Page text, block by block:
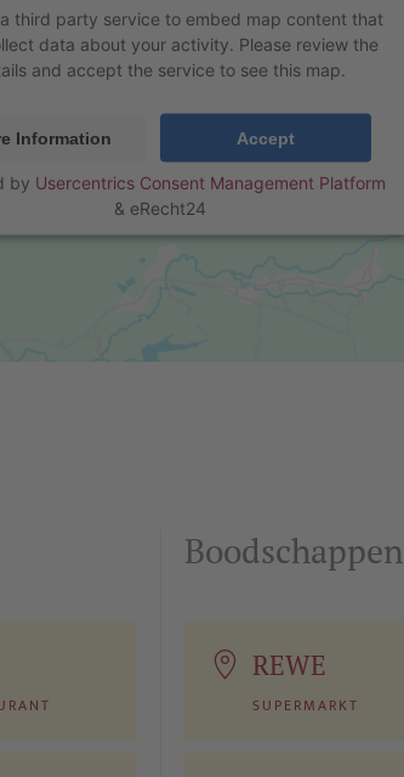
third party service to embed map content that
data about your activity. Please review the
and accept the service to see this map.
Information Accept
by Usercentrics Consent Management Platform
& eRecht24
Boodschappen
REWE
SUPERMARKT